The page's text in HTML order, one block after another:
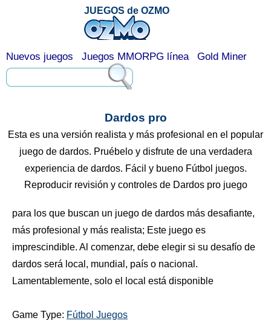
Dardos pro
Esta es una versión realista y más profesional en el popular
juego de dardos. Pruébelo y disfrute de una verdadera
experiencia de dardos. Fácil y bueno Fútbol juegos.
Reproducir revisión y controles de Dardos pro juego
para los que buscan un juego de dardos más desafiante,
más profesional y más realista; Este juego es
imprescindible. Al comenzar, debe elegir si su desafío de
dardos será local, mundial, país o nacional.
Lamentablemente, solo el local está disponible
Game Type: Fútbol Juegos
JUEGOS de OZMO
Nuevos juegos Juegos MMORPG línea Gold Miner